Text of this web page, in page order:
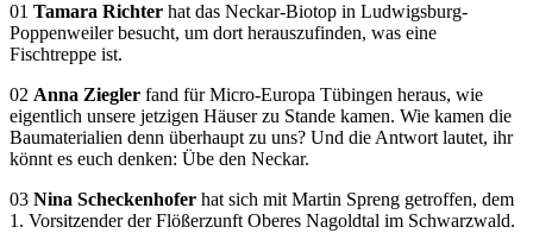
01 Tamara Richter hat das Neckar-Biotop in Ludwigsburg-
Poppenweiler besucht, um dort herauszufinden, was eine
Fischtreppe ist.
02 Anna Ziegler fand für Micro-Europa Tübingen heraus, wie
eigentlich unsere jetzigen Häuser zu Stande kamen. Wie kamen die
Baumaterialien denn überhaupt zu uns? Und die Antwort lautet, ihr
könnt es euch denken: Übe den Neckar.
03 Nina Scheckenhofer hat sich mit Martin Spreng getroffen, dem
1. Vorsitzender der Flößerzunft Oberes Nagoldtal im Schwarzwald.